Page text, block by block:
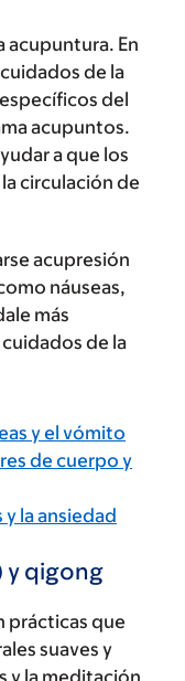
acupuntura. En
de la
del
acupuntos.
a que los
circulación de
acupresión
náuseas,
más
de la
y el vómito
de cuerpo y
la ansiedad
y qigong
prácticas que
suaves y
y la meditación